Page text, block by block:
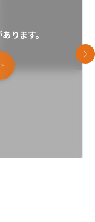
ります。
次